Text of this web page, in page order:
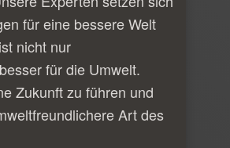
für eine bessere Welt
nicht nur
für die Umwelt.
Zukunft zu führen und
Art des